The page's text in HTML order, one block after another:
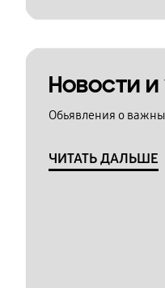
Новости
Обьявления о
ЧИТАТЬ ДАЛЬШЕ